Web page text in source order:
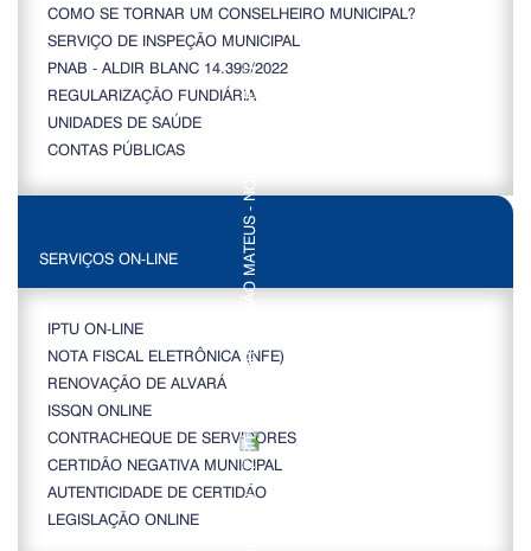
COMO SE TORNAR UM CONSELHEIRO MUNICIPAL?
SERVIÇO DE INSPEÇÃO MUNICIPAL
PNAB - ALDIR BLANC 14.399/2022
REGULARIZAÇÃO FUNDIÁRIA
UNIDADES DE SAÚDE
CONTAS PÚBLICAS
SERVIÇOS ON-LINE
IPTU ON-LINE
NOTA FISCAL ELETRÔNICA (NFE)
RENOVAÇÃO DE ALVARÁ
ISSQN ONLINE
CONTRACHEQUE DE SERVIDORES
CERTIDÃO NEGATIVA MUNICIPAL
AUTENTICIDADE DE CERTIDÃO
LEGISLAÇÃO ONLINE